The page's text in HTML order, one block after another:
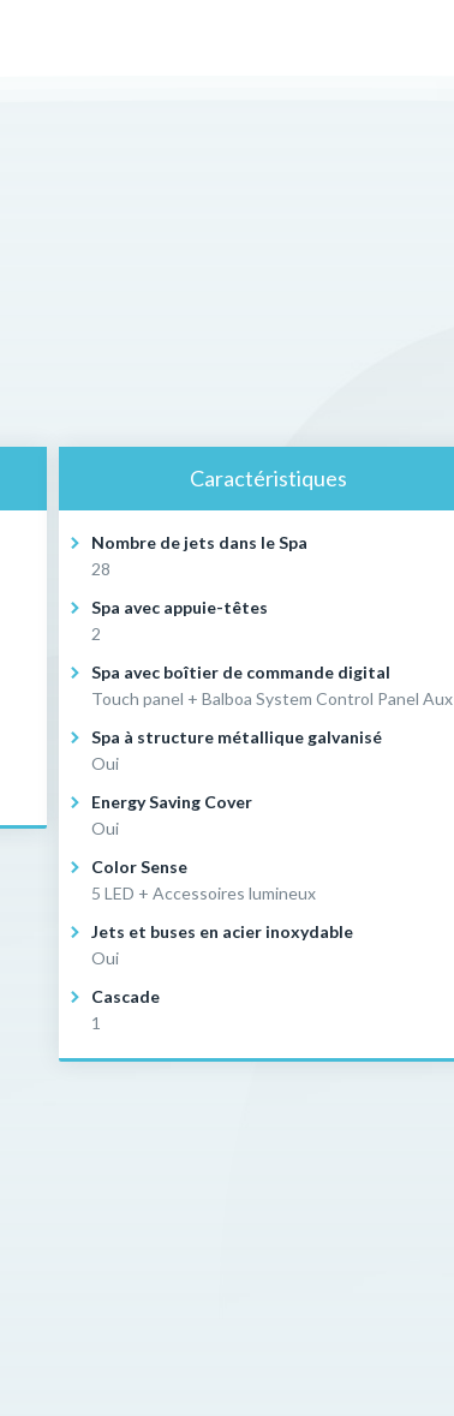
Caractéristiques
Nombre de jets dans le Spa
28
Spa avec appuie-têtes
2
Spa avec boîtier de commande digital
Touch panel + Balboa System Control Panel Aux
Spa à structure métallique galvanisé
Oui
Energy Saving Cover
Oui
Color Sense
5 LED + Accessoires lumineux
Jets et buses en acier inoxydable
Oui
Cascade
1